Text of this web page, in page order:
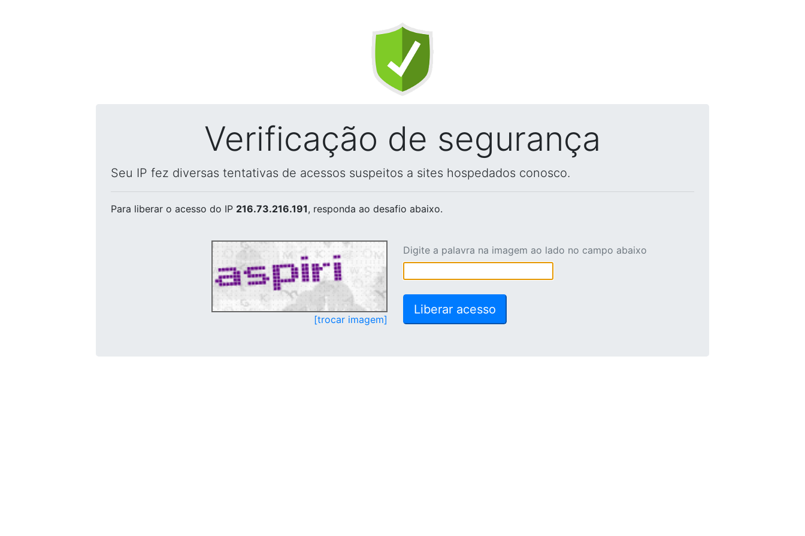
Verificação de segurança
Seu IP fez diversas tentativas de acessos suspeitos a sites hospedados conosco.
Para liberar o acesso do IP 216.73.216.191, responda ao desafio abaixo.
[trocar imagem]
Digite a palavra na imagem ao lado no campo abaixo